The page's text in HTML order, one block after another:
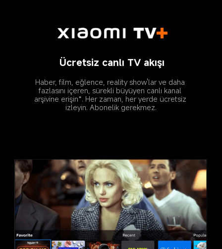
Ücretsiz canlı TV akışı
Haber, film, eğlence, reality show'lar ve daha
fazlasını içeren, sürekli büyüyen canlı kanal
arşivine erişin*. Her zaman, her yerde ücretsiz
izleyin. Abonelik gerekmez.